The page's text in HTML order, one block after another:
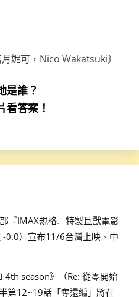
是誰？
看答案！
『IMAX規格』特製巨獸電影
-0.0）宣布11/6台灣上映、中
4th season》（Re: 從零開始
第12~19話「奪還編」將在